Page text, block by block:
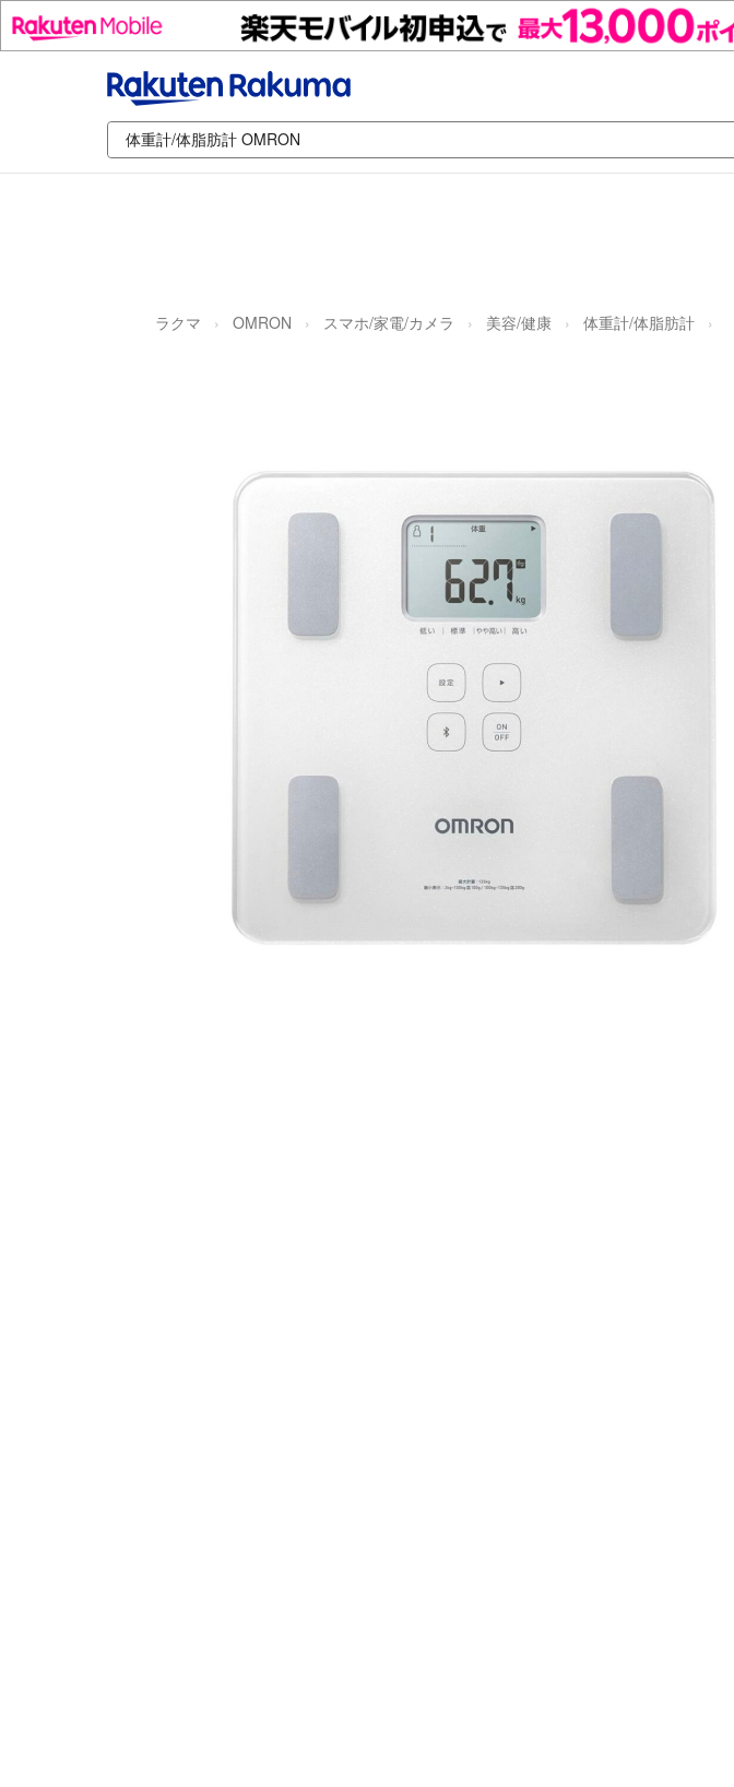
ラクマ OMRON スマホ/家電/カメラ 美容/健康 体重計/体脂肪計